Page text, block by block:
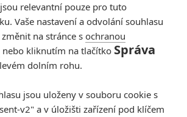
20th Century Fox Pictures
relevantní pouze pro tuto
Vaše nastavení a odvolání souhlasu
na stránce s ochranou
nebo kliknutím na tlačítko Správa
dolním rohu.
jsou uloženy v souboru cookie s
v2" a v úložišti zařízení pod klíčem